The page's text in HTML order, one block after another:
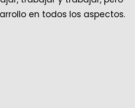
en todos los aspectos.